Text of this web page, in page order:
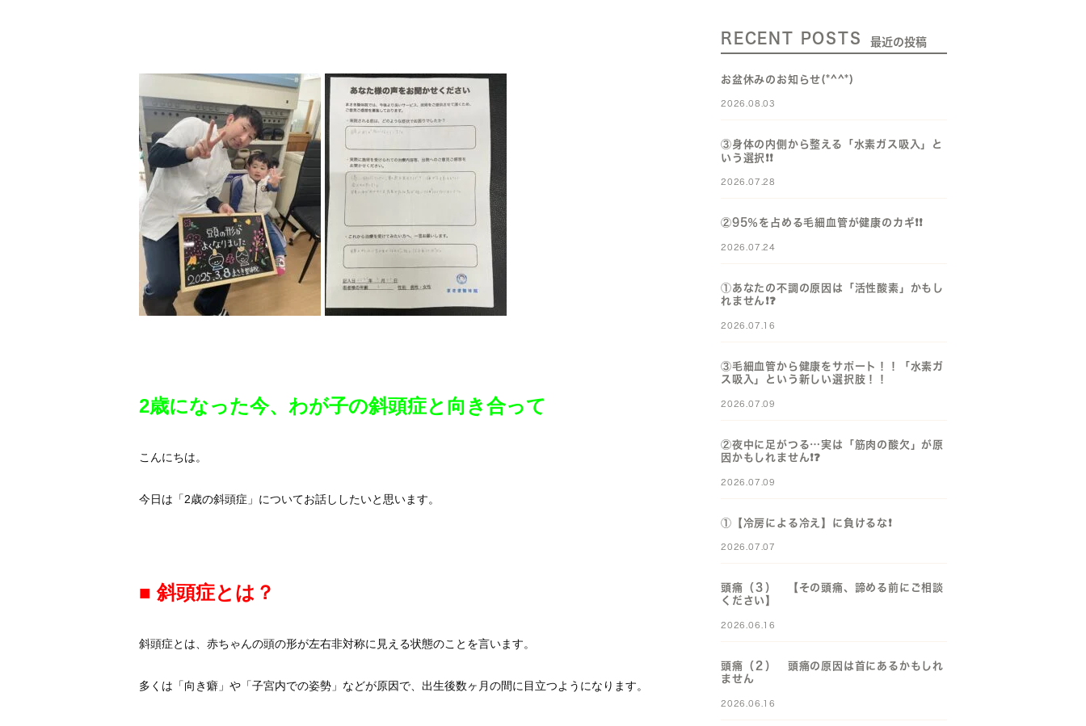
2歳になった今、わが子の斜頭症と向き合って
こんにちは。
今日は「2歳の斜頭症」についてお話ししたいと思います。
■ 斜頭症とは？
斜頭症とは、赤ちゃんの頭の形が左右非対称に見える状態のことを言います。
多くは「向き癖」や「子宮内での姿勢」などが原因で、出生後数ヶ月の間に目立つようになります。
RECENT POSTS 最近の投稿
お盆休みのお知らせ(*^^*)
2026.08.03
③身体の内側から整える「水素ガス吸入」と
いう選択❗️❗️
2026.07.28
②95％を占める毛細血管が健康のカギ❗️❗️
2026.07.24
①あなたの不調の原因は「活性酸素」かもし
れません❗️❓️
2026.07.16
③毛細血管から健康をサポート！！「水素ガ
ス吸入」という新しい選択肢！！
2026.07.09
②夜中に足がつる…実は「筋肉の酸欠」が原
因かもしれません❗️❓️
2026.07.09
①【冷房による冷え】に負けるな❗️
2026.07.07
頭痛（３） 【その頭痛、諦める前にご相談
ください】
2026.06.16
頭痛（２） 頭痛の原因は首にあるかもしれ
ません
2026.06.16